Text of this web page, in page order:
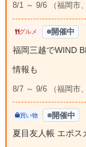
8/1 ～ 9/6 （福岡市
グルメ 開催中
福岡三越でWIND
情報も
8/7 ～ 9/6 （福岡市
買い物 開催中
夏目友人帳 エポス